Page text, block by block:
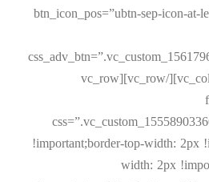
btn_icon_pos=”ubtn-sep-icon-
0px !important;}”][/vc_column][/vc_row][vc_row
!important;border-top-width: 2px
width: 2px